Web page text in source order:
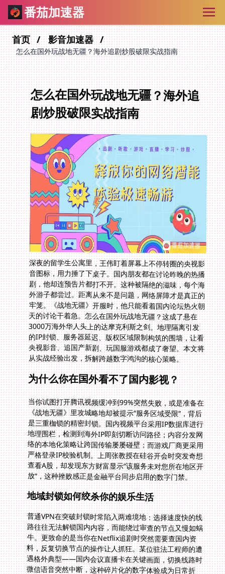
番茄加速器
首页 影音加速器
怎么在国外玩战地无疆？海外追剧炒股破限实战指南
怎么在国外玩战地无疆？海外追
剧炒股破限实战指南
深夜的留学生公寓里，王伟盯着屏幕上不停转圈的央视影
音图标，用力捶了下桌子。国内朋友都在讨论昨晚的热播
剧，他却连预告片都打不开。这种被隔绝的滋味，每个海
外游子都尝过。距离从来不是问题，网络屏障才是真正的
牢笼。《战地无疆》开服时，他只能看着国内论坛热火朝
天的讨论干着急。怎么在国外玩战地无疆？这成了悬在
3000万海外华人头上的达摩克利斯之剑。地理隔离引发
的IP封锁、服务器延迟、版权区域限制构筑的围墙，让看
央视影音、追国产新剧、玩国服游戏都成了奢望。本文将
从实战经验出发，拆解跨越数字鸿沟的核心策略。
为什么你在国外看不了国内影视？
当你试图打开腾讯视频缓冲到99%突然失败，或是准备在
《战地无疆》里攻城略地却被提示“服务区域受限”，背后
是三重枷锁的精密封锁。国内视频平台采用IP数据库进行
地理围栏，检测到海外IP即刻切断访问路径；内容分发网
络的本地化策略让跨国传输屡屡碰壁；而游戏厂商更采用
严格登录IP校验机制。上周张教授在硅谷开会时突发奇想
查看A股，却发现东方财富显示“该服务未对您所在地区开
放”，这种挫败感正是金融平台同步启用的数字门禁。
地域封锁如何绞杀你的娱乐生活
普通VPN在突破封锁时常陷入两难境地：选择速度快的线
路往往无法解锁国内内容，而能绕过审查的节点又慢如蜗
牛。更致命的是当你在Netflix追剧时突然需要查国内资
料，反复切换节点的操作让人抓狂。某位驻法工程师的遭
遇格外典型——国内会议直播卡在关键画面，切换线路时
微信语音突然中断，这种碎片化的数字体验成为日常折